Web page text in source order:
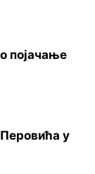
појачање
у